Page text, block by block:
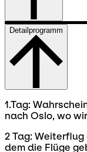
Detailprogramm
1.Tag:
nach Oslo, wo
2 Tag:
dem die Flüge